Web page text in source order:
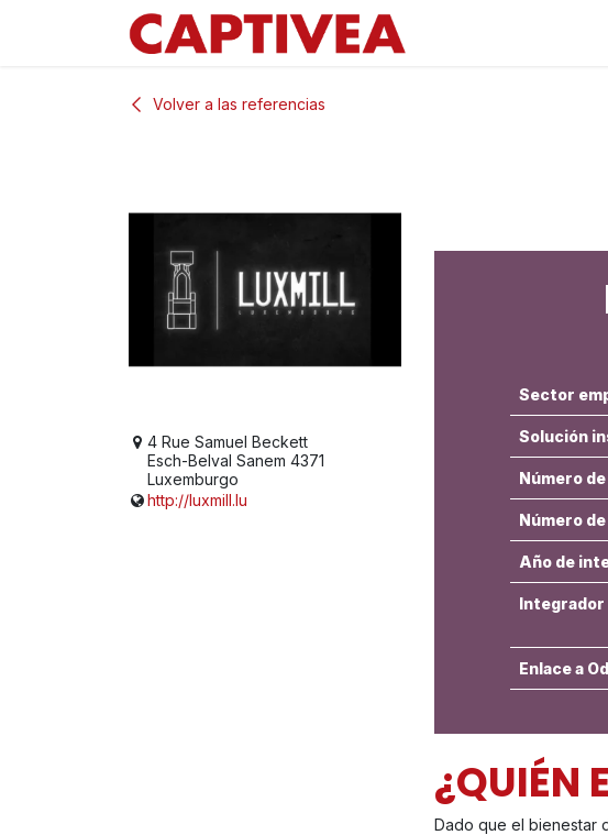
Volver a las referencias
4 Rue Samuel Beckett
Esch-Belval Sanem 4371
Luxemburgo
http://luxmill.lu
Sector
Solución
Número
Número
Año de
Integrador
Enlace a
¿QUIÉN
Dado que el bienestar